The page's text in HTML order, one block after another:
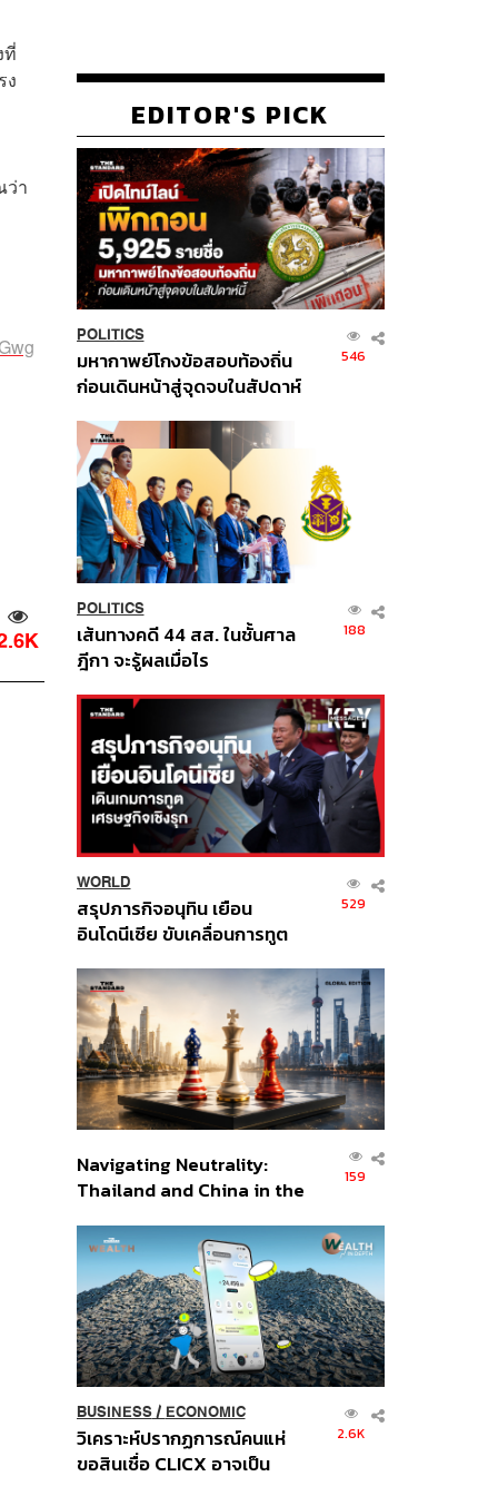
ที่
ง
ว่า
EDITOR'S PICK
POLITICS
มหากาพย์โกงข้อสอบท้องถิ่น
ก่อนเดินหน้าสู่จุดจบในสัปดาห์
546
POLITICS
เส้นทางคดี 44 สส. ในชั้นศาล
ฎีกา จะรู้ผลเมื่อไร
188
WORLD
สรุปภารกิจอนุทิน เยือน
อินโดนีเซีย ขับเคลื่อนการทูต
ส่วนยุทธศาสตร์ไทย –
อินโดนีเซีย
529
Navigating Neutrality:
Thailand and China in the
Order
159
BUSINESS/ ECONOMIC
วิเคราะห์ปรากฏการณ์คนแห่
ขอสินเชื่อ CLICX อาจเป็น
2.6K